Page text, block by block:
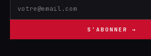
S'ABONNER →